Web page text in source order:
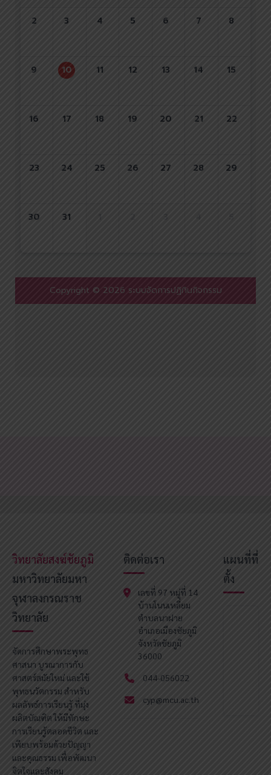
วิทยาลัยสงฆ์ชัยภูมิ
มหาวิทยาลัยมหา
จุฬาลงกรณราช
วิทยาลัย
จัดการศึกษาพระพุทธ
ศาสนา บูรณาการกับ
ศาสตร์สมัยใหม่ และใช้
พุทธนวัตกรรม สำหรับ
ผลลัพธ์การเรียนรู้ ที่มุ่ง
ผลิตบัณฑิต ให้มีทักษะ
การเรียนรู้ตลอดชีวิต และ
เพียบพร้อมด้วยปัญญา
และคุณธรรม เพื่อพัฒนา
จิตใจและสังคม
ติดต่อเรา
เลขที่ 97 หมู่ที่ 14
บ้านโนนเหลี่ยม
ตำบลนาฝาย
อำเภอเมืองชัยภูมิ
จังหวัดชัยภูมิ
36000
044-056022
cyp@mcu.ac.th
แผนที่ที่
ตั้ง